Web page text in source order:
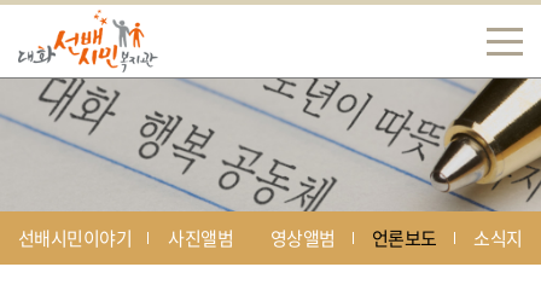
선배시민이야기 사진앨범 영상앨범 언론보도 소식지